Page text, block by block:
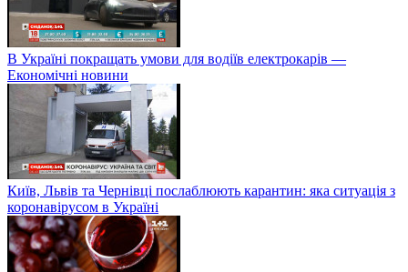
В Україні покращать умови для водіїв електрокарів —
Економічні новини
Київ, Львів та Чернівці послаблюють карантин: яка ситуація з
коронавірусом в Україні